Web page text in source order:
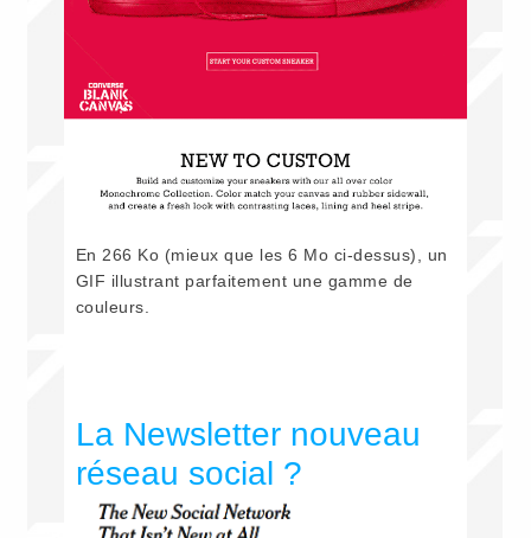
En 266 Ko (mieux que les 6 Mo ci-dessus), un
GIF illustrant parfaitement une gamme de
couleurs.
La Newsletter nouveau
réseau social ?